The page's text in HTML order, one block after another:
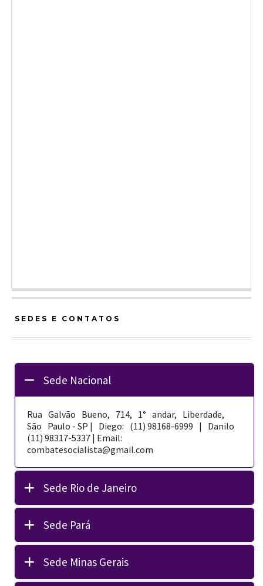
SEDES E CONTATOS
Sede Nacional
Rua Galvão Bueno, 714, 1° andar, Liberdade,
São Paulo - SP | Diego: (11) 98168-­6999 | Danilo
(11) 98317-5337 | Email:
combatesocialista@gmail.com
Sede Rio de Janeiro
Sede Pará
Sede Minas Gerais